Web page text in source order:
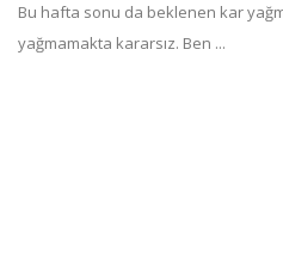
Bu hafta sonu da beklenen kar
yağmamakta kararsız. Ben ...